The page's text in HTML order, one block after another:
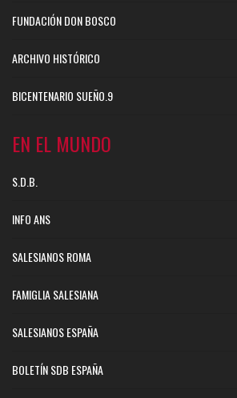
FUNDACIÓN DON BOSCO
ARCHIVO HISTÓRICO
BICENTENARIO SUEÑO.9
EN EL MUNDO
S.D.B.
INFO ANS
SALESIANOS ROMA
FAMIGLIA SALESIANA
SALESIANOS ESPAÑA
BOLETÍN SDB ESPAÑA